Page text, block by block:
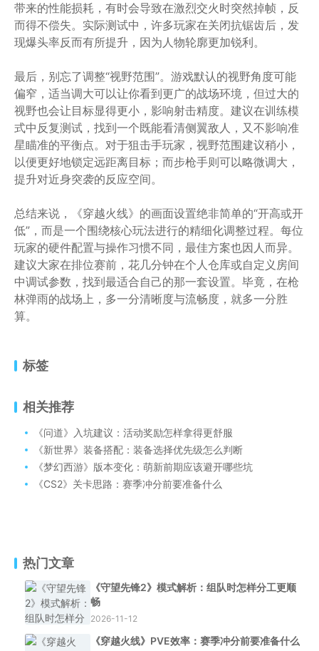
带来的性能损耗，有时会导致在激烈交火时突然掉帧，反
而得不偿失。实际测试中，许多玩家在关闭抗锯齿后，发
现爆头率反而有所提升，因为人物轮廓更加锐利。
最后，别忘了调整“视野范围”。游戏默认的视野角度可能
偏窄，适当调大可以让你看到更广的战场环境，但过大的
视野也会让目标显得更小，影响射击精度。建议在训练模
式中反复测试，找到一个既能看清侧翼敌人，又不影响准
星瞄准的平衡点。对于狙击手玩家，视野范围建议稍小，
以便更好地锁定远距离目标；而步枪手则可以略微调大，
提升对近身突袭的反应空间。
总结来说，《穿越火线》的画面设置绝非简单的“开高或开
低”，而是一个围绕核心玩法进行的精细化调整过程。每位
玩家的硬件配置与操作习惯不同，最佳方案也因人而异。
建议大家在排位赛前，花几分钟在个人仓库或自定义房间
中调试参数，找到最适合自己的那一套设置。毕竟，在枪
林弹雨的战场上，多一分清晰度与流畅度，就多一分胜
算。
标签
相关推荐
《问道》入坑建议：活动奖励怎样拿得更舒服
《新世界》装备搭配：装备选择优先级怎么判断
《梦幻西游》版本变化：萌新前期应该避开哪些坑
《CS2》关卡思路：赛季冲分前要准备什么
热门文章
《守望先锋2》模式解析：组队时怎样分工更顺
畅
2026-11-12
《穿越火线》PVE效率：赛季冲分前要准备什么